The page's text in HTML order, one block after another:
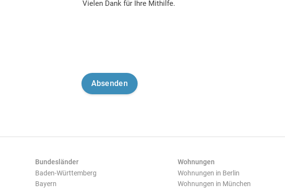
Vielen Dank für Ihre Mithilfe.
Bundesländer
Baden-Württemberg
Bayern
Wohnungen
Wohnungen in Berlin
Wohnungen in München